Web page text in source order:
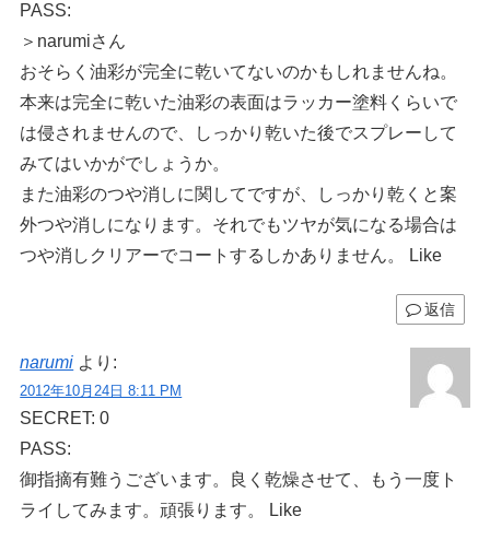
PASS:
＞narumiさん
おそらく油彩が完全に乾いてないのかもしれませんね。
本来は完全に乾いた油彩の表面はラッカー塗料くらいで
は侵されませんので、しっかり乾いた後でスプレーして
みてはいかがでしょうか。
また油彩のつや消しに関してですが、しっかり乾くと案
外つや消しになります。それでもツヤが気になる場合は
つや消しクリアーでコートするしかありません。 Like
返信
narumi より:
2012年10月24日 8:11 PM
SECRET: 0
PASS:
御指摘有難うございます。良く乾燥させて、もう一度ト
ライしてみます。頑張ります。 Like